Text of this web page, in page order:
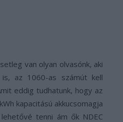
van olyan olvasónk, aki
az 1060-as számút kell
eddig tudhatunk, hogy az
kapacitású akkucsomagja
tenni ám ők NDEC